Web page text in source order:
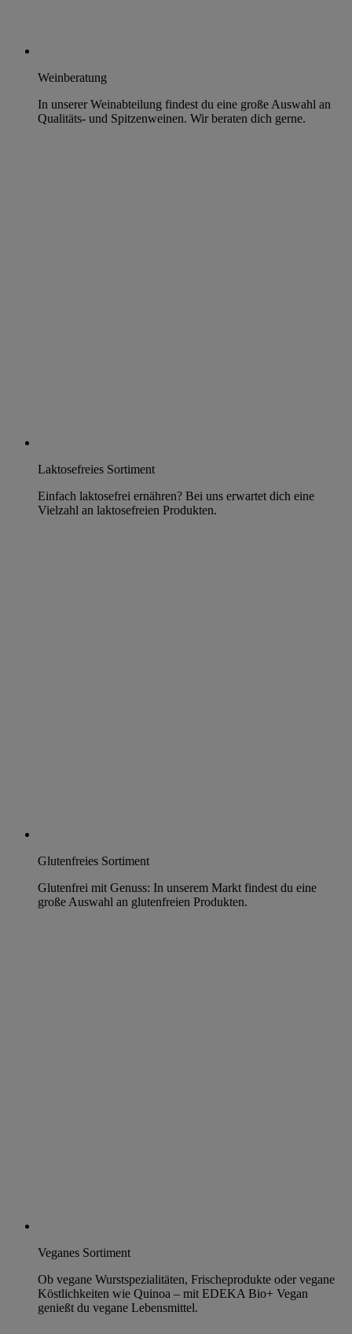
Weinberatung
In unserer Weinabteilung findest du eine große Auswahl an
Qualitäts- und Spitzenweinen. Wir beraten dich gerne.
Laktosefreies Sortiment
Einfach laktosefrei ernähren? Bei uns erwartet dich eine
Vielzahl an laktosefreien Produkten.
Glutenfreies Sortiment
Glutenfrei mit Genuss: In unserem Markt findest du eine
große Auswahl an glutenfreien Produkten.
Veganes Sortiment
Ob vegane Wurstspezialitäten, Frischeprodukte oder vegane
Köstlichkeiten wie Quinoa – mit EDEKA Bio+ Vegan
genießt du vegane Lebensmittel.